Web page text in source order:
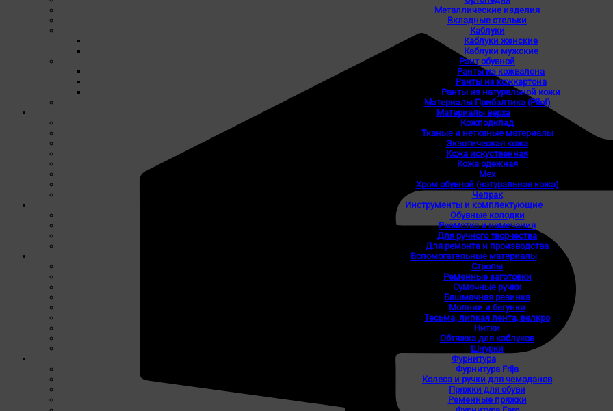
Металлические изделия
Вкладные стельки
Каблуки
Каблуки женские
Каблуки мужские
Рант обувной
Ранты из кожвалона
Ранты из кожкартона
Ранты из натуральной кожи
Материалы Прибалтика (Pilot)
Материалы верха
Кожподклад
Тканые и нетканые материалы
Экзотическая кожа
Кожа искуственная
Кожа одежная
Мех
Хром обувной (натуральная кожа)
Чепрак
Инструменты и комплектующие
Обувные колодки
Разметка и намечания
Для ручного творчества
Для ремонта и производства
Вспомогательные материалы
Стропы
Ременные заготовки
Сумочные ручки
Башмачная резинка
Молнии и бегунки
Тесьма, липкая лента, велкро
Нитки
Обтяжка для каблуков
Шнурки
Фурнитура
Фурнитура Frija
Колеса и ручки для чемоданов
Пряжки для обуви
Ременные пряжки